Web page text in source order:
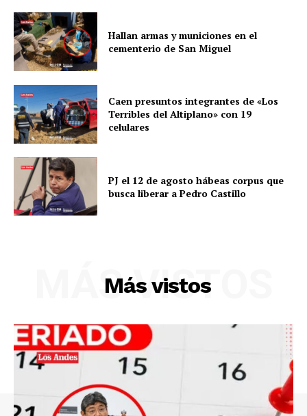
Nosotros
Contacto
Hallan armas y municiones en el
cementerio de San Miguel
Caen presuntos integrantes de «Los
Terribles del Altiplano» con 19
celulares
PJ el 12 de agosto hábeas corpus que
busca liberar a Pedro Castillo
Más vistos
MÁS VISTOS